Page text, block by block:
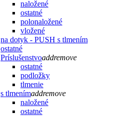
naložené
ostatné
polonaložené
vložené
na dotyk - PUSH s tlmením
ostatné
Príslušenstvoaddremove
ostatné
podložky
tlmenie
s tlmenímaddremove
naložené
ostatné